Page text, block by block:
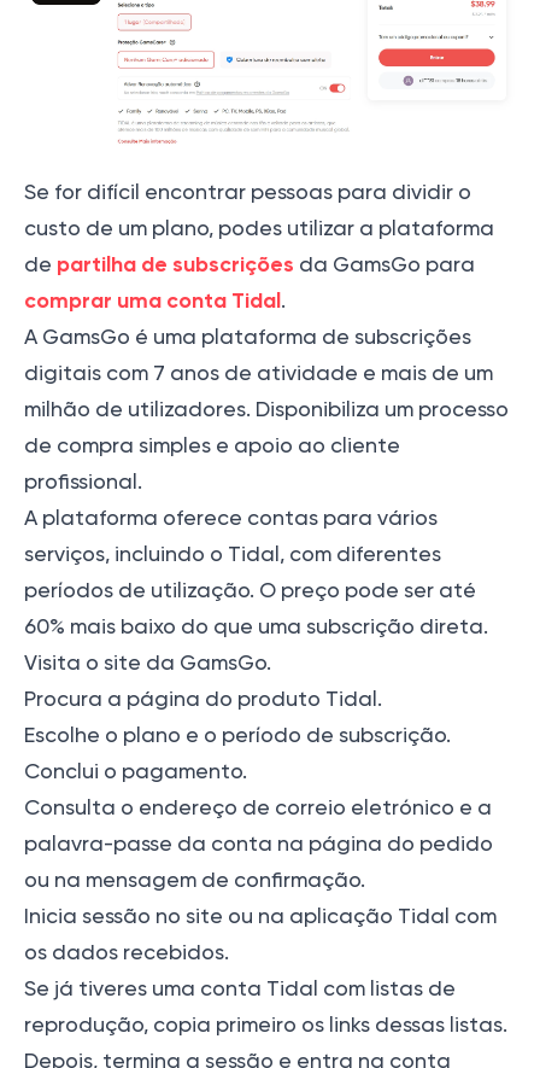
Se for difícil encontrar pessoas para dividir o
custo de um plano, podes utilizar a plataforma
de partilha de subscrições da GamsGo para
comprar uma conta Tidal.
A GamsGo é uma plataforma de subscrições
digitais com 7 anos de atividade e mais de um
milhão de utilizadores. Disponibiliza um processo
de compra simples e apoio ao cliente
profissional.
A plataforma oferece contas para vários
serviços, incluindo o Tidal, com diferentes
períodos de utilização. O preço pode ser até
60% mais baixo do que uma subscrição direta.
Visita o site da GamsGo.
Procura a página do produto Tidal.
Escolhe o plano e o período de subscrição.
Conclui o pagamento.
Consulta o endereço de correio eletrónico e a
palavra-passe da conta na página do pedido
ou na mensagem de confirmação.
Inicia sessão no site ou na aplicação Tidal com
os dados recebidos.
Se já tiveres uma conta Tidal com listas de
reprodução, copia primeiro os links dessas listas.
Depois, termina a sessão e entra na conta